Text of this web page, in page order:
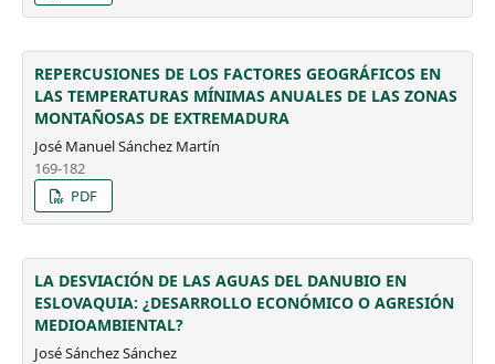
REPERCUSIONES DE LOS FACTORES GEOGRÁFICOS EN
LAS TEMPERATURAS MÍNIMAS ANUALES DE LAS ZONAS
MONTAÑOSAS DE EXTREMADURA
José Manuel Sánchez Martín
169-182
PDF
LA DESVIACIÓN DE LAS AGUAS DEL DANUBIO EN
ESLOVAQUIA: ¿DESARROLLO ECONÓMICO O AGRESIÓN
MEDIOAMBIENTAL?
José Sánchez Sánchez